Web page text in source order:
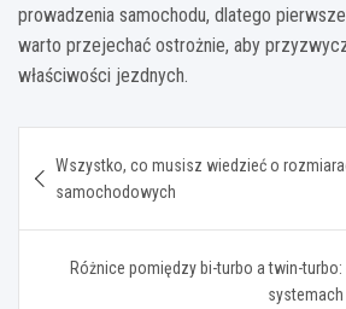
prowadzenia samochodu, dlatego
warto przejechać ostrożnie, aby
właściwości jezdnych.
wpisu
Wszystko, co musisz wiedzieć o
samochodowych
Różnice pomiędzy bi-turbo a twin-